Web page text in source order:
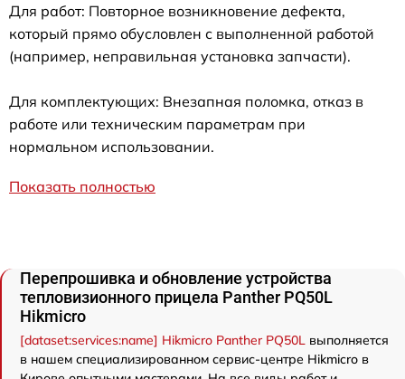
Для работ: Повторное возникновение дефекта,
который прямо обусловлен с выполненной работой
(например, неправильная установка запчасти).
Для комплектующих: Внезапная поломка, отказ в
работе или техническим параметрам при
нормальном использовании.
Показать полностью
Перепрошивка и обновление устройства
тепловизионного прицела Panther PQ50L
Hikmicro
[dataset:services:name] Hikmicro Panther PQ50L выполняется
в нашем специализированном сервис-центре Hikmicro в